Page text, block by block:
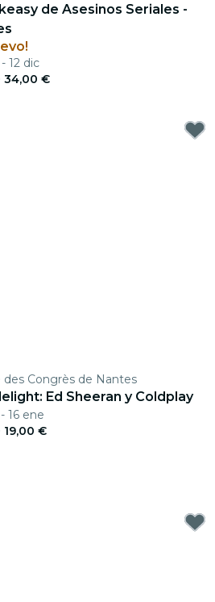
de Asesinos Seriales -
12 dic
34,00 €
des Congrès de Nantes
Ed Sheeran y Coldplay
16 ene
19,00 €